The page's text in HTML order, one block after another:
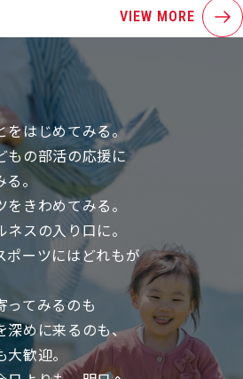
VIEW MORE
をはじめてみる。
もの部活の応援に
る。
きわめてみる。
スの入り口に。
ポーツにはどれもが
ってみるのも
深めに来るのも、
歓迎。